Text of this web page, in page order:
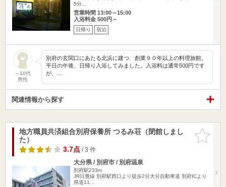
5分…
営業時間 13:00～15:00
入浴料金 500円～
日帰り 宿泊
～10代
男性
別府の玄関口にあたる北浜に建つ、創業９０年以上の料理旅館。
平日の午後、日帰り入浴してみました。入浴料は通常500円です
が、…
関連情報から探す
お気に入
りに追加
地方職員共済組合別府保養所 つるみ荘（閉館しまし
た）
3.7点/ 3 件
大分県 / 別府市 / 別府温泉
別府駅233m
JR日豊線 別府駅西口より徒歩2分大分自動車道 別府ICより
県道11…